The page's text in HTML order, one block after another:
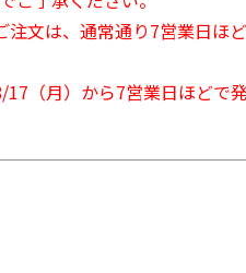
注文は、通常通り7営業日ほど
（月）から7営業日ほどで発